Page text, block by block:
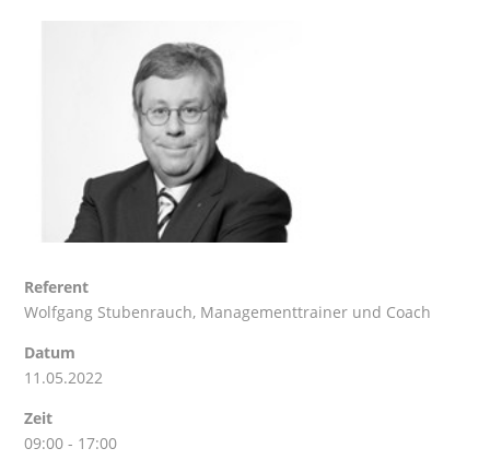
Referent
Wolfgang Stubenrauch, Managementtrainer und Coach
Datum
11.05.2022
Zeit
09:00 - 17:00